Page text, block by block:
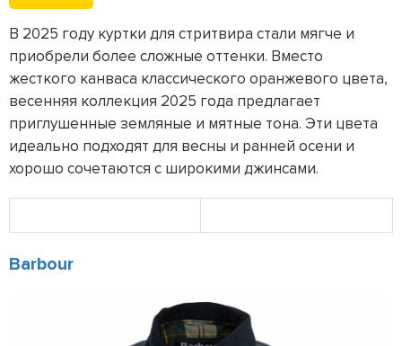
В 2025 году куртки для стритвира стали мягче и
приобрели более сложные оттенки. Вместо
жесткого канваса классического оранжевого цвета,
весенняя коллекция 2025 года предлагает
приглушенные земляные и мятные тона. Эти цвета
идеально подходят для весны и ранней осени и
хорошо сочетаются с широкими джинсами.
Barbour